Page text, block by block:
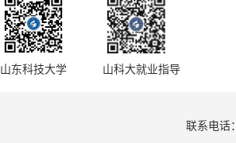
山东科技大学 山科大就业指导
联系电话